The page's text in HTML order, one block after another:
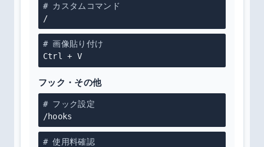
# カスタムコマンド
/
# 画像貼り付け
Ctrl + V
フック・その他
# フック設定
/hooks
# 使用料確認